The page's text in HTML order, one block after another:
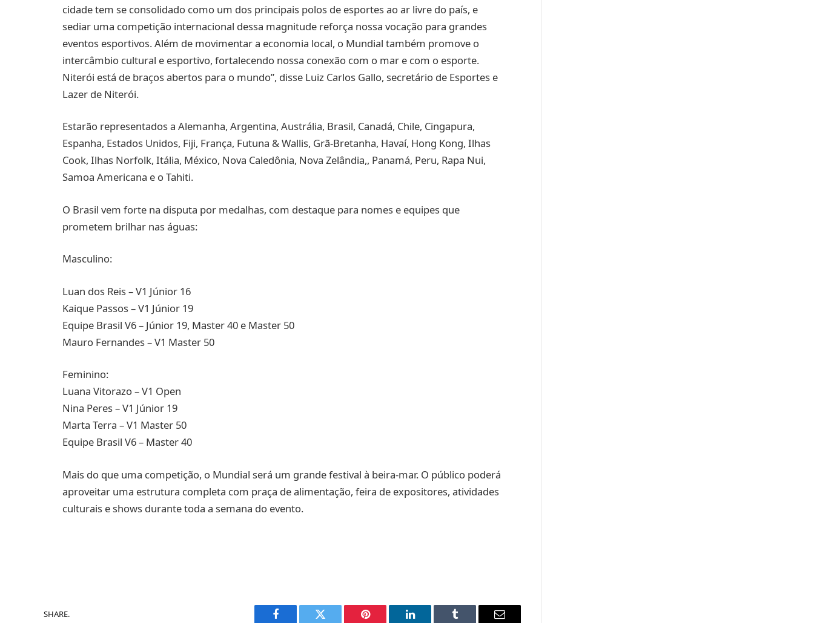
cidade tem se consolidado como um dos principais polos de esportes ao ar livre do país, e
sediar uma competição internacional dessa magnitude reforça nossa vocação para grandes
eventos esportivos. Além de movimentar a economia local, o Mundial também promove o
intercâmbio cultural e esportivo, fortalecendo nossa conexão com o mar e com o esporte.
Niterói está de braços abertos para o mundo”, disse Luiz Carlos Gallo, secretário de Esportes e
Lazer de Niterói.
Estarão representados a Alemanha, Argentina, Austrália, Brasil, Canadá, Chile, Cingapura,
Espanha, Estados Unidos, Fiji, França, Futuna & Wallis, Grã-Bretanha, Havaí, Hong Kong, Ilhas
Cook, Ilhas Norfolk, Itália, México, Nova Caledônia, Nova Zelândia,, Panamá, Peru, Rapa Nui,
Samoa Americana e o Tahiti.
O Brasil vem forte na disputa por medalhas, com destaque para nomes e equipes que
prometem brilhar nas águas:
Masculino:
Luan dos Reis – V1 Júnior 16
Kaique Passos – V1 Júnior 19
Equipe Brasil V6 – Júnior 19, Master 40 e Master 50
Mauro Fernandes – V1 Master 50
Feminino:
Luana Vitorazo – V1 Open
Nina Peres – V1 Júnior 19
Marta Terra – V1 Master 50
Equipe Brasil V6 – Master 40
Mais do que uma competição, o Mundial será um grande festival à beira-mar. O público poderá
aproveitar uma estrutura completa com praça de alimentação, feira de expositores, atividades
culturais e shows durante toda a semana do evento.
SHARE.